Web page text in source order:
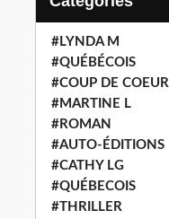
#LYNDA M
#QUÉBÉCOIS
#COUP DE COEUR
#MARTINE L
#ROMAN
#AUTO-ÉDITIONS
#CATHY LG
#QUÉBECOIS
#THRILLER